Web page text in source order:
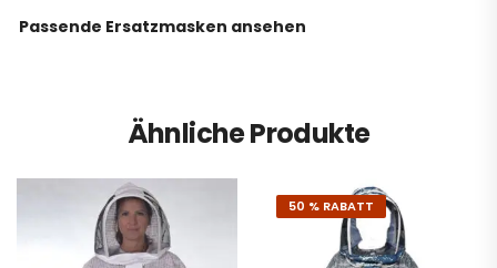
Passende Ersatzmasken ansehen
Ähnliche Produkte
50 % RABATT